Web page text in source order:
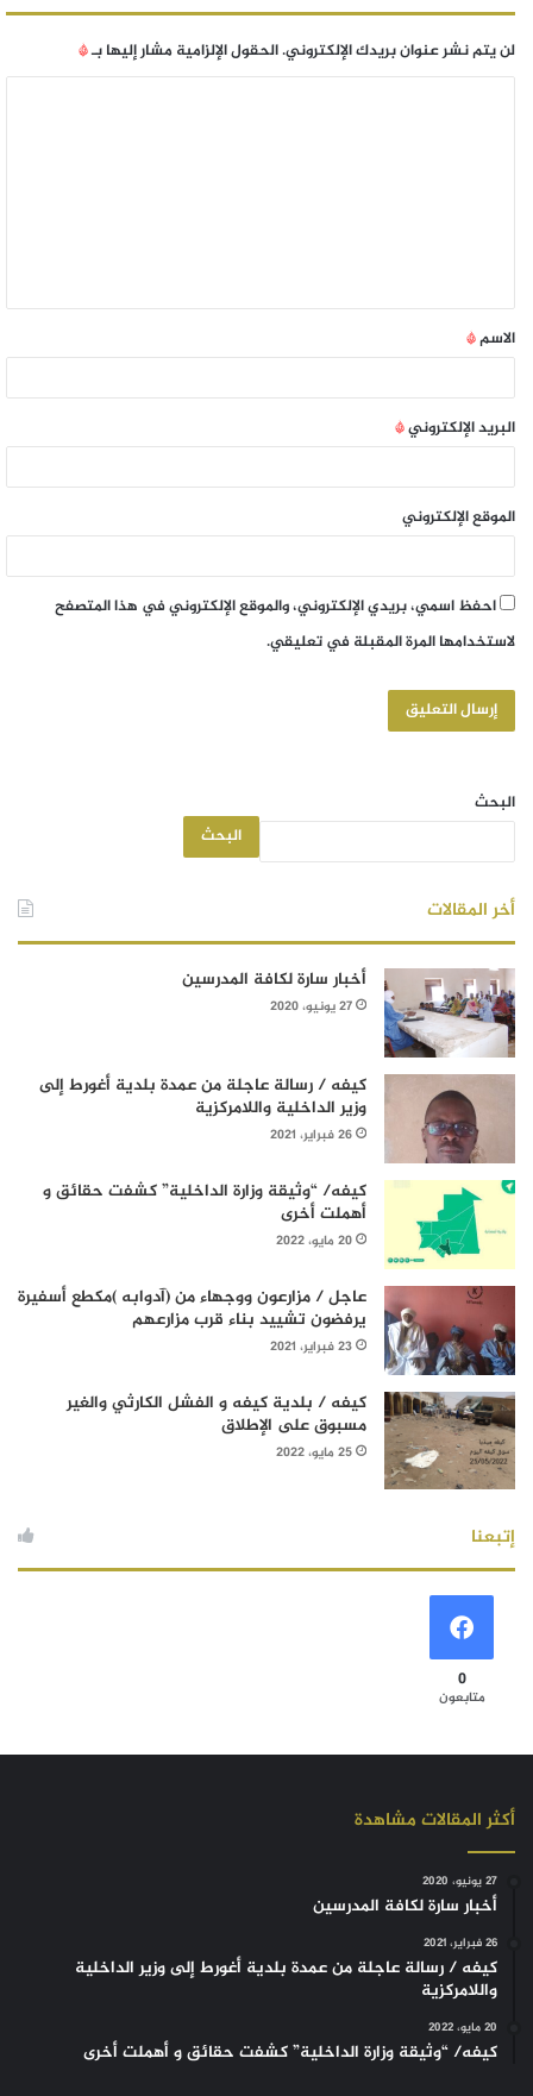
لن يتم نشر عنوان بريدك الإلكتروني.الحقول الإلزامية مشار إليها بـ*
الاسم*
البريد الإلكتروني*
الموقع الإلكتروني
احفظ اسمي، بريدي الإلكتروني، والموقع الإلكتروني في هذا المتصفح
لاستخدامها المرة المقبلة في تعليقي.
البحث
البحث
أخر المقالات
أخبار سارة لكافة المدرسين
27 يونيو، 2020
كيفه / رسالة عاجلة من عمدة بلدية أغورط إلى
وزير الداخلية واللامركزية
26 فبراير، 2021
كيفه/ “وثيقة وزارة الداخلية” كشفت حقائق و
أهملت أخرى
20 مايو، 2022
عاجل / مزارعون ووجهاء من (آدوابه )مكطع أسفيرة
يرفضون تشييد بناء قرب مزارعهم
23 فبراير، 2021
كيفه / بلدية كيفه و الفشل الكارثي والغير
مسبوق على الإطلاق
25 مايو، 2022
إتبعنا
0
متابعون
أكثر المقالات مشاهدة
27 يونيو، 2020
أخبار سارة لكافة المدرسين
26 فبراير، 2021
كيفه / رسالة عاجلة من عمدة بلدية أغورط إلى وزير الداخلية
واللامركزية
20 مايو، 2022
كيفه/ “وثيقة وزارة الداخلية” كشفت حقائق و أهملت أخرى